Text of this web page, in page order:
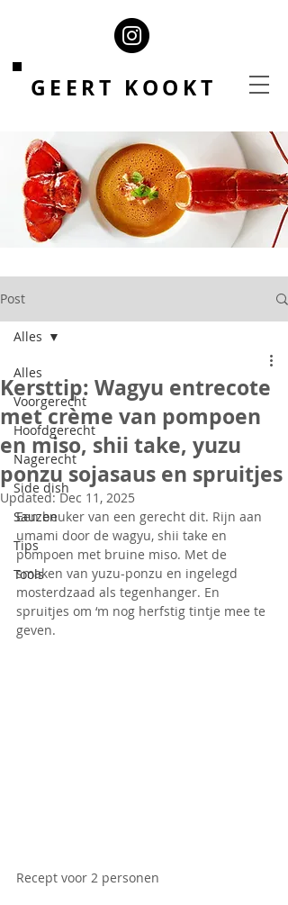
GEERT KOOKT
Post
Alles
Voorgerecht
Hoofdgerecht
Nagerecht
Side dish
Sauzen
Tips
Tools
Alles
Kersttip: Wagyu entrecote
met crème van pompoen
en miso, shii take, yuzu
ponzu sojasaus en spruitjes
Updated:Dec 11, 2025
Een beuker van een gerecht dit. Rijn aan
umami door de wagyu, shii take en
pompoen met bruine miso. Met de
smaken van yuzu-ponzu en ingelegd
mosterdzaad als tegenhanger. En
spruitjes om ‘m nog herfstig tintje mee te
geven.
Recept voor 2 personen